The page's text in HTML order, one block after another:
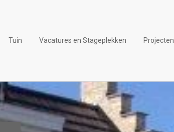
Tuin Vacatures en Stageplekken Projecten